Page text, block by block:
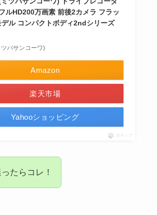
ルHD200万画素 前後2カメラ フラッ
デル コンパクトボディ2ndシリーズ
バサンコーワ)
Amazon
楽天市場
Yahooショッピング
ポチップ
たらコレ！